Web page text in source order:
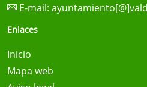
E-mail:
Enlaces
Inicio
Mapa web